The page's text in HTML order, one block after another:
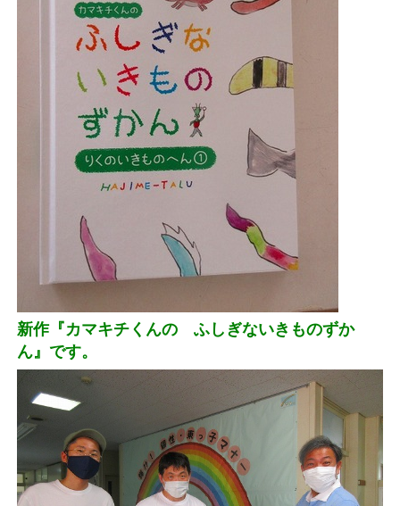
新作『カマキチくんの ふしぎないきものずか
ん』です。